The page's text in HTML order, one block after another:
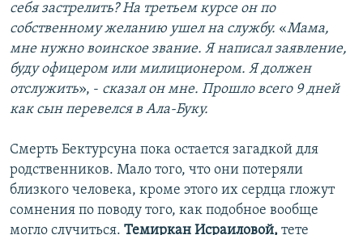
себя застрелить? На третьем курсе он по
собственному желанию ушел на службу. «Мама,
мне нужно воинское звание. Я написал заявление,
буду офицером или милиционером. Я должен
отслужить», - сказал он мне. Прошло всего 9 дней
как сын перевелся в Ала-Буку.
Смерть Бектурсуна пока остается загадкой для
родственников. Мало того, что они потеряли
близкого человека, кроме этого их сердца гложут
сомнения по поводу того, как подобное вообще
могло случиться. Темиркан Исраиловой, тете